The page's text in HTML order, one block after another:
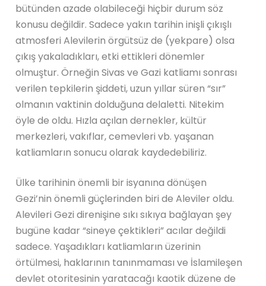
bütünden azade olabileceği hiçbir durum söz
konusu değildir. Sadece yakın tarihin inişli çıkışlı
atmosferi Alevilerin örgütsüz de (yekpare) olsa
çıkış yakaladıkları, etki ettikleri dönemler
olmuştur. Örneğin Sivas ve Gazi katliamı sonrası
verilen tepkilerin şiddeti, uzun yıllar süren “sır”
olmanın vaktinin dolduğuna delaletti. Nitekim
öyle de oldu. Hızla açılan dernekler, kültür
merkezleri, vakıflar, cemevleri vb. yaşanan
katliamların sonucu olarak kaydedebiliriz.
Ülke tarihinin önemli bir isyanına dönüşen
Gezi’nin önemli güçlerinden biri de Aleviler oldu.
Alevileri Gezi direnişine sıkı sıkıya bağlayan şey
bugüne kadar “sineye çektikleri” acılar değildi
sadece. Yaşadıkları katliamların üzerinin
örtülmesi, haklarının tanınmaması ve İslamileşen
devlet otoritesinin yaratacağı kaotik düzene de